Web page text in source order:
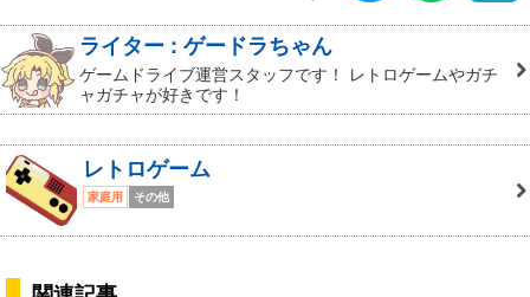
ライター : ゲードラちゃん
ゲームドライブ運営スタッフです！ レトロゲームやガチ
ャガチャが好きです！
レトロゲーム
家庭用 その他